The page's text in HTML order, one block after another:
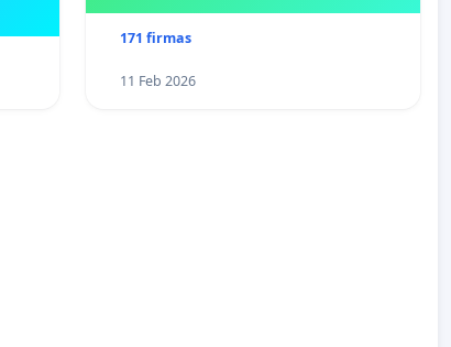
171 firmas
11 Feb 2026